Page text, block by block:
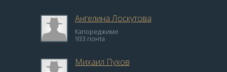
Ангелина Лоскутова
Капореджиме
933 понта
Михаил Пухов